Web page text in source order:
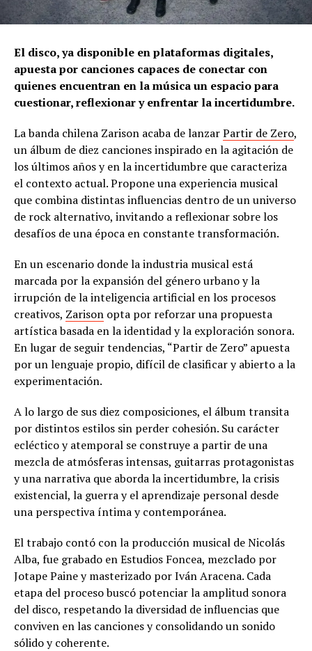
El disco, ya disponible en plataformas digitales,
apuesta por canciones capaces de conectar con
quienes encuentran en la música un espacio para
cuestionar, reflexionar y enfrentar la incertidumbre.
La banda chilena Zarison acaba de lanzarPartir de Zero,
un álbum de diez canciones inspirado en la agitación de
los últimos años y en la incertidumbre que caracteriza
el contexto actual. Propone una experiencia musical
que combina distintas influencias dentro de un universo
de rock alternativo, invitando a reflexionar sobre los
desafíos de una época en constante transformación.
En un escenario donde la industria musical está
marcada por la expansión del género urbano y la
irrupción de la inteligencia artificial en los procesos
creativos, Zarison opta por reforzar una propuesta
artística basada en la identidad y la exploración sonora.
En lugar de seguir tendencias, “Partir de Zero” apuesta
por un lenguaje propio, difícil de clasificar y abierto a la
experimentación.
A lo largo de sus diez composiciones, el álbum transita
por distintos estilos sin perder cohesión. Su carácter
ecléctico y atemporal se construye a partir de una
mezcla de atmósferas intensas, guitarras protagonistas
y una narrativa que aborda la incertidumbre, la crisis
existencial, la guerra y el aprendizaje personal desde
una perspectiva íntima y contemporánea.
El trabajo contó con la producción musical de Nicolás
Alba, fue grabado en Estudios Foncea, mezclado por
Jotape Paine y masterizado por Iván Aracena. Cada
etapa del proceso buscó potenciar la amplitud sonora
del disco, respetando la diversidad de influencias que
conviven en las canciones y consolidando un sonido
sólido y coherente.